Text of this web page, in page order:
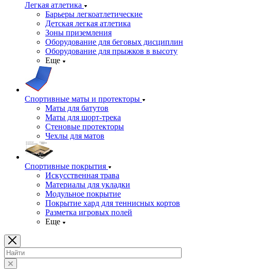
Легкая атлетика
Барьеры легкоатлетические
Детская легкая атлетика
Зоны приземления
Оборудование для беговых дисциплин
Оборудование для прыжков в высоту
Еще
Спортивные маты и протекторы
Маты для батутов
Маты для шорт-трека
Стеновые протекторы
Чехлы для матов
Спортивные покрытия
Искусственная трава
Материалы для укладки
Модульное покрытие
Покрытие хард для теннисных кортов
Разметка игровых полей
Еще